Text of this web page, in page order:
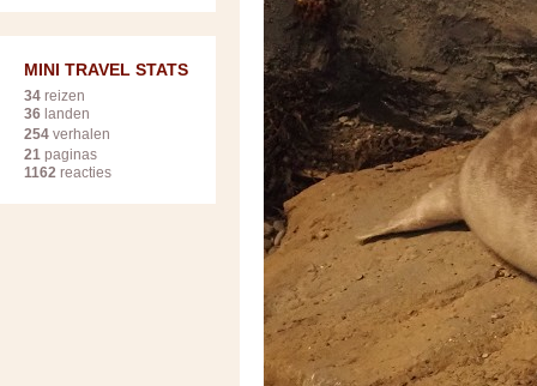
MINI TRAVEL STATS
34 reizen
36 landen
254 verhalen
21 paginas
1162 reacties